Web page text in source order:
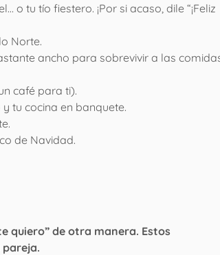
o tu tío fiestero. ¡Por si acaso, dile “¡Feliz
Norte.
ancho para sobrevivir a las
café para ti).
tu cocina en banquete.
de Navidad.
quiero” de otra manera. Estos